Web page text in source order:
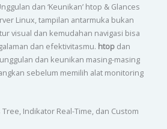
dan ‘Keunikan’ htop & Glances
Linux, tampilan antarmuka bukan
visual dan kemudahan navigasi bisa
dan efektivitasmu. htopdan
dan keunikan masing-masing
sebelum memilih alat monitoring
Indikator Real-Time, dan Custom